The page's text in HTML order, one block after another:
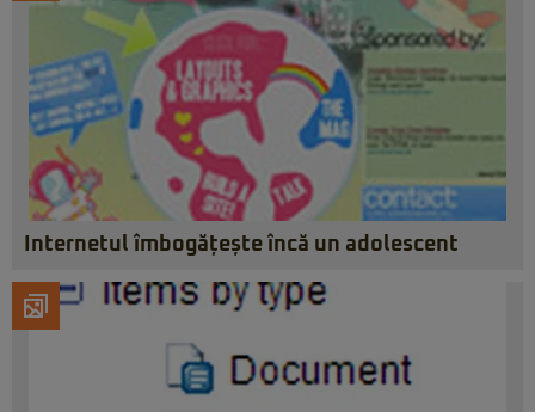
Internetul îmbogățește încă un adolescent